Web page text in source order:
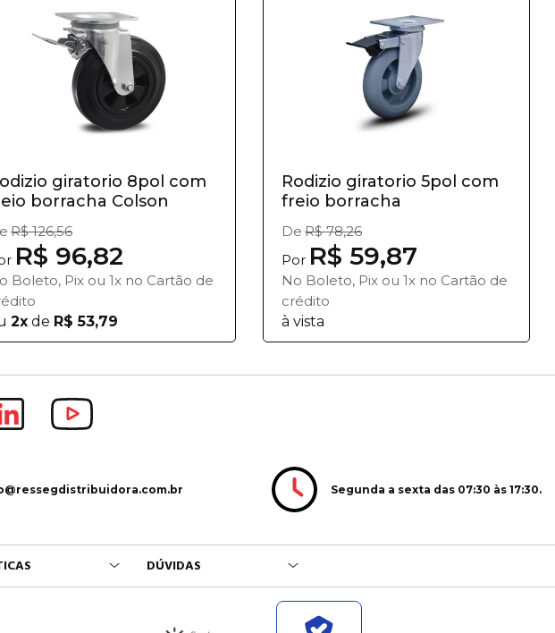
giratorio 8pol com
borracha Colson
R$ 126,56
R$ 96,82
Boleto, Pix ou 1x no Cartão de
2x de R$ 53,79
Rodizio giratorio 5pol com
freio borracha
De R$ 78,26
Por R$ 59,87
No Boleto, Pix ou 1x no Cartão de
crédito
à vista
Segunda a sexta das 07:30 às 17:30.
DÚVIDAS